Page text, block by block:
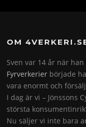
OM
Sven var 14 år när
Fyrverkerier började
vara enormt och
I dag är vi – Jönssons
största
Nu säljer vi inte bara